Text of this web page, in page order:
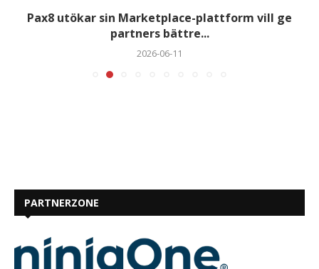
Pax8 utökar sin Marketplace-plattform vill ge
partners bättre...
2026-06-11
PARTNERZONE